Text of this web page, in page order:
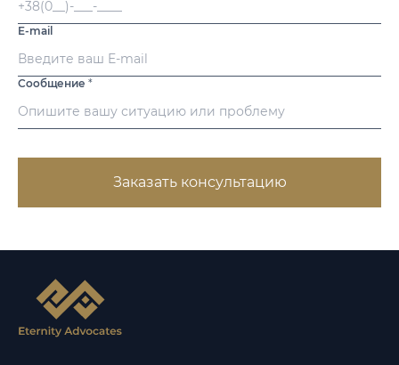
E-mail
Сообщение *
Заказать консультацию